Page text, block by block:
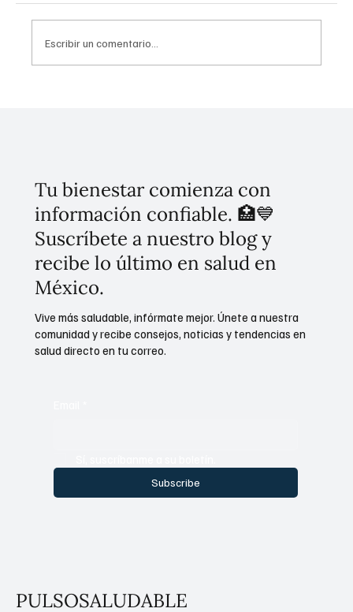
Escribir un comentario...
Tu bienestar comienza con
información confiable. 🏥💙
Suscríbete a nuestro blog y
recibe lo último en salud en
México.
Subscribe
Vive más saludable, infórmate mejor. Únete a nuestra
comunidad y recibe consejos, noticias y tendencias en
salud directo en tu correo.
PULSOSALUDABLE